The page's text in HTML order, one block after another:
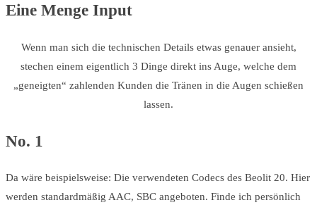
Eine Menge Input
Wenn man sich die technischen Details etwas genauer ansieht,
stechen einem eigentlich 3 Dinge direkt ins Auge, welche dem
„geneigten“ zahlenden Kunden die Tränen in die Augen schießen
lassen.
No. 1
Da wäre beispielsweise: Die verwendeten Codecs des Beolit 20. Hier
werden standardmäßig AAC, SBC angeboten. Finde ich persönlich